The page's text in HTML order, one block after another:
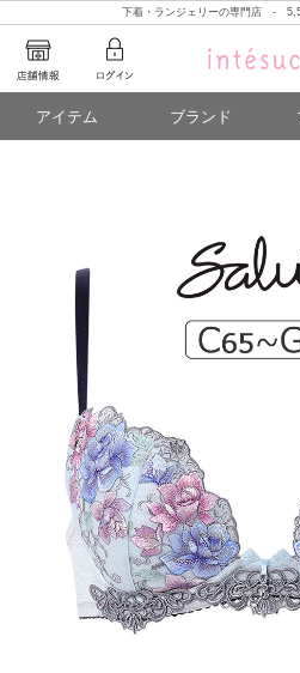
下着・ランジェリーの専門店 -
アイテム ブランド